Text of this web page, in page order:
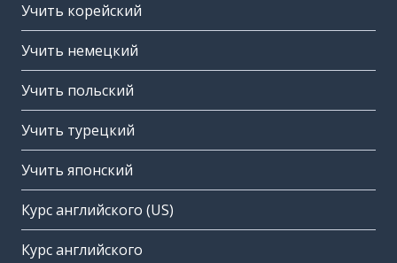
Учить корейский
Учить немецкий
Учить польский
Учить турецкий
Учить японский
Курс английского (US)
Курс английского